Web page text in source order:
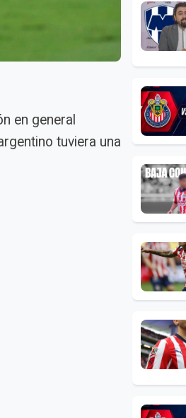
en general
tuviera una